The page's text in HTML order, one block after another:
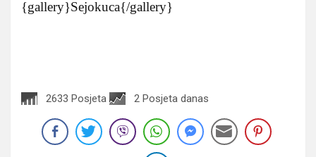
{gallery}Sejokuca{/gallery}
2633 Posjeta 2 Posjeta danas